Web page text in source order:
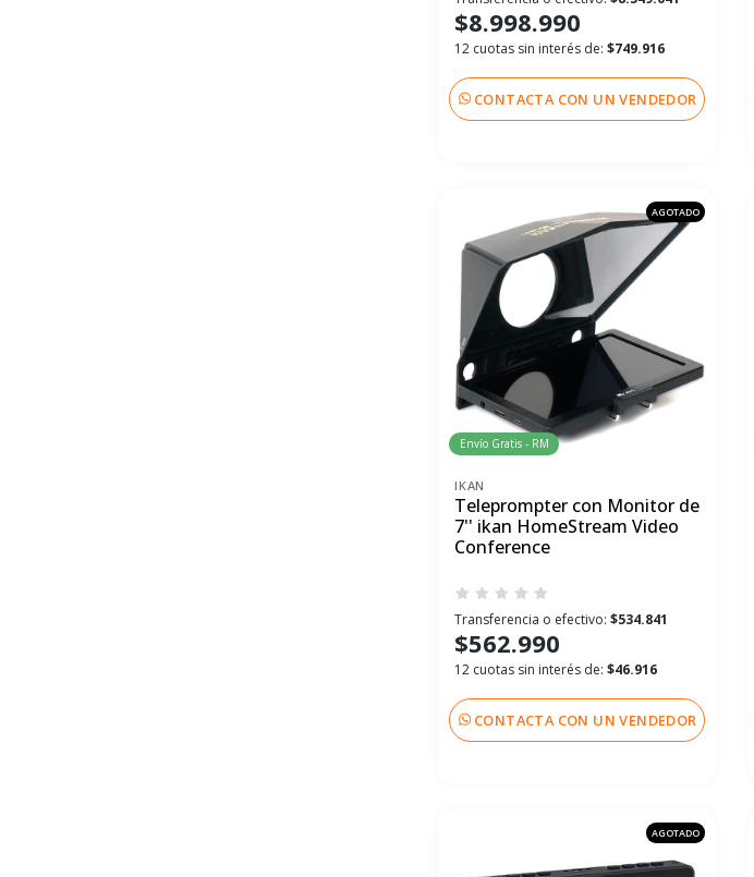
$8.998.990
12 cuotas sin interés de: $749.916
CONTACTA CON UN VENDEDOR
AGOTADO
Envío Gratis - RM
IKAN
Teleprompter con Monitor de
7'' ikan HomeStream Video
Conference
Transferencia o efectivo: $534.841
$562.990
12 cuotas sin interés de: $46.916
CONTACTA CON UN VENDEDOR
AGOTADO